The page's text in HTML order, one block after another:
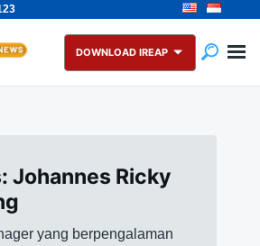
DOWNLOAD IREAP
Johannes Ricky
yang berpengalaman